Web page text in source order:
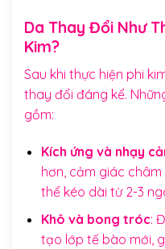
Da Thay Đổi Như
Kim?
Sau khi thực hiện phi
thay đổi đáng kể.
gồm:
Kích ứng và nhạy
hơn, cảm giác
thể kéo dài từ 2-3
Khô và bong tróc:
tạo lớp tế bào mới,